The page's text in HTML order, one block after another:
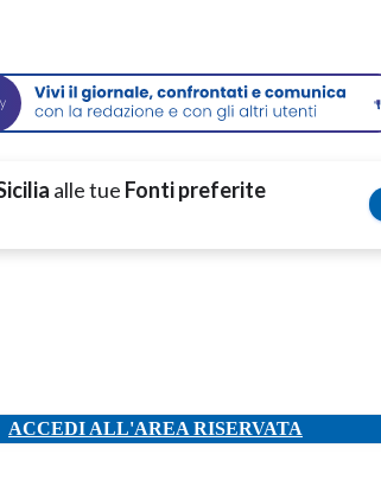
alle tue Fonti preferite
ACCEDI ALL'AREA RISERVATA